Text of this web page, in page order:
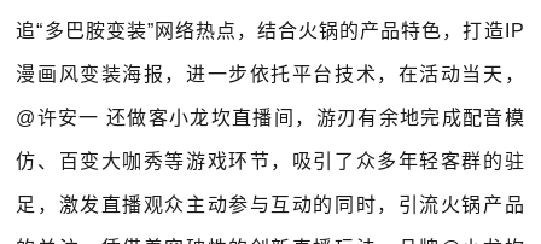
追“多巴胺变装”网络热点，结合火锅的产品特色，打造IP
漫画风变装海报，进一步依托平台技术，在活动当天，
@许安一 还做客小龙坎直播间，游刃有余地完成配音模
仿、百变大咖秀等游戏环节，吸引了众多年轻客群的驻
足，激发直播观众主动参与互动的同时，引流火锅产品